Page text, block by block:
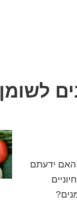
לשומן
האם ידעתם